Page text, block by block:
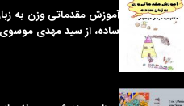
آموزش مقدماتی وزن به
ساده، از سید مهدی موسوی